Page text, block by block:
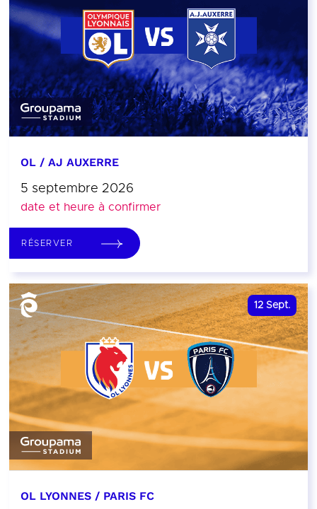
OL / AJ AUXERRE
5 septembre 2026
date et heure à confirmer
RÉSERVER
12 Sept.
OL LYONNES / PARIS FC